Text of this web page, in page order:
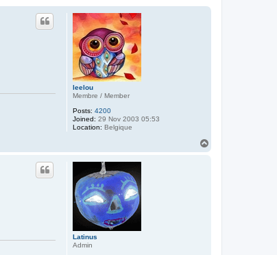
leelou
Membre / Member
Posts: 4200
Joined: 29 Nov 2003 05:53
Location: Belgique
Latinus
Admin